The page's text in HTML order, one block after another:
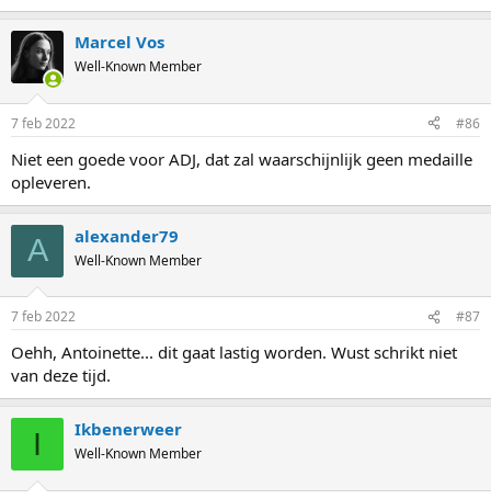
Marcel Vos
Well-Known Member
7 feb 2022 #86
Niet een goede voor ADJ, dat zal waarschijnlijk geen medaille
opleveren.
A alexander79
Well-Known Member
7 feb 2022 #87
Oehh, Antoinette... dit gaat lastig worden. Wust schrikt niet
van deze tijd.
I Ikbenerweer
Well-Known Member